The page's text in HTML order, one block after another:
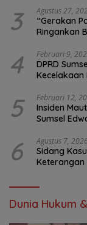
3 Agustus 27,
“Gerakan
Ringankan
4 Februari 9,
DPRD
Kecelakaan
5 Februari 12,
Insiden
Sumsel
6 Agustus 7,
Sidang
Keterangan
Dunia Hukum